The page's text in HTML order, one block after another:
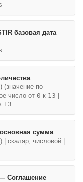
базовая дата
(значение по
число от 0 к 13
13
сумма
| скаляр, числовой
Соглашение